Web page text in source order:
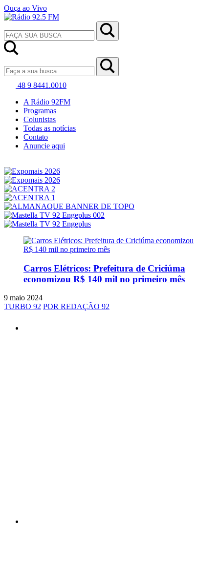
Ouça ao Vivo
48 9 8441.0010
A Rádio 92FM
Programas
Colunistas
Todas as notícias
Contato
Anuncie aqui
Carros Elétricos: Prefeitura de Criciúma
economizou R$ 140 mil no primeiro mês
9 maio 2024
TURBO 92 POR REDAÇÃO 92